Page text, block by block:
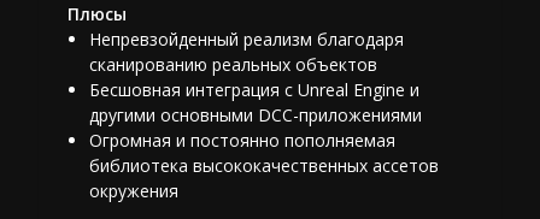
Плюсы
Непревзойденный реализм благодаря
сканированию реальных объектов
Бесшовная интеграция с Unreal Engine и
другими основными DCC-приложениями
Огромная и постоянно пополняемая
библиотека высококачественных ассетов
окружения